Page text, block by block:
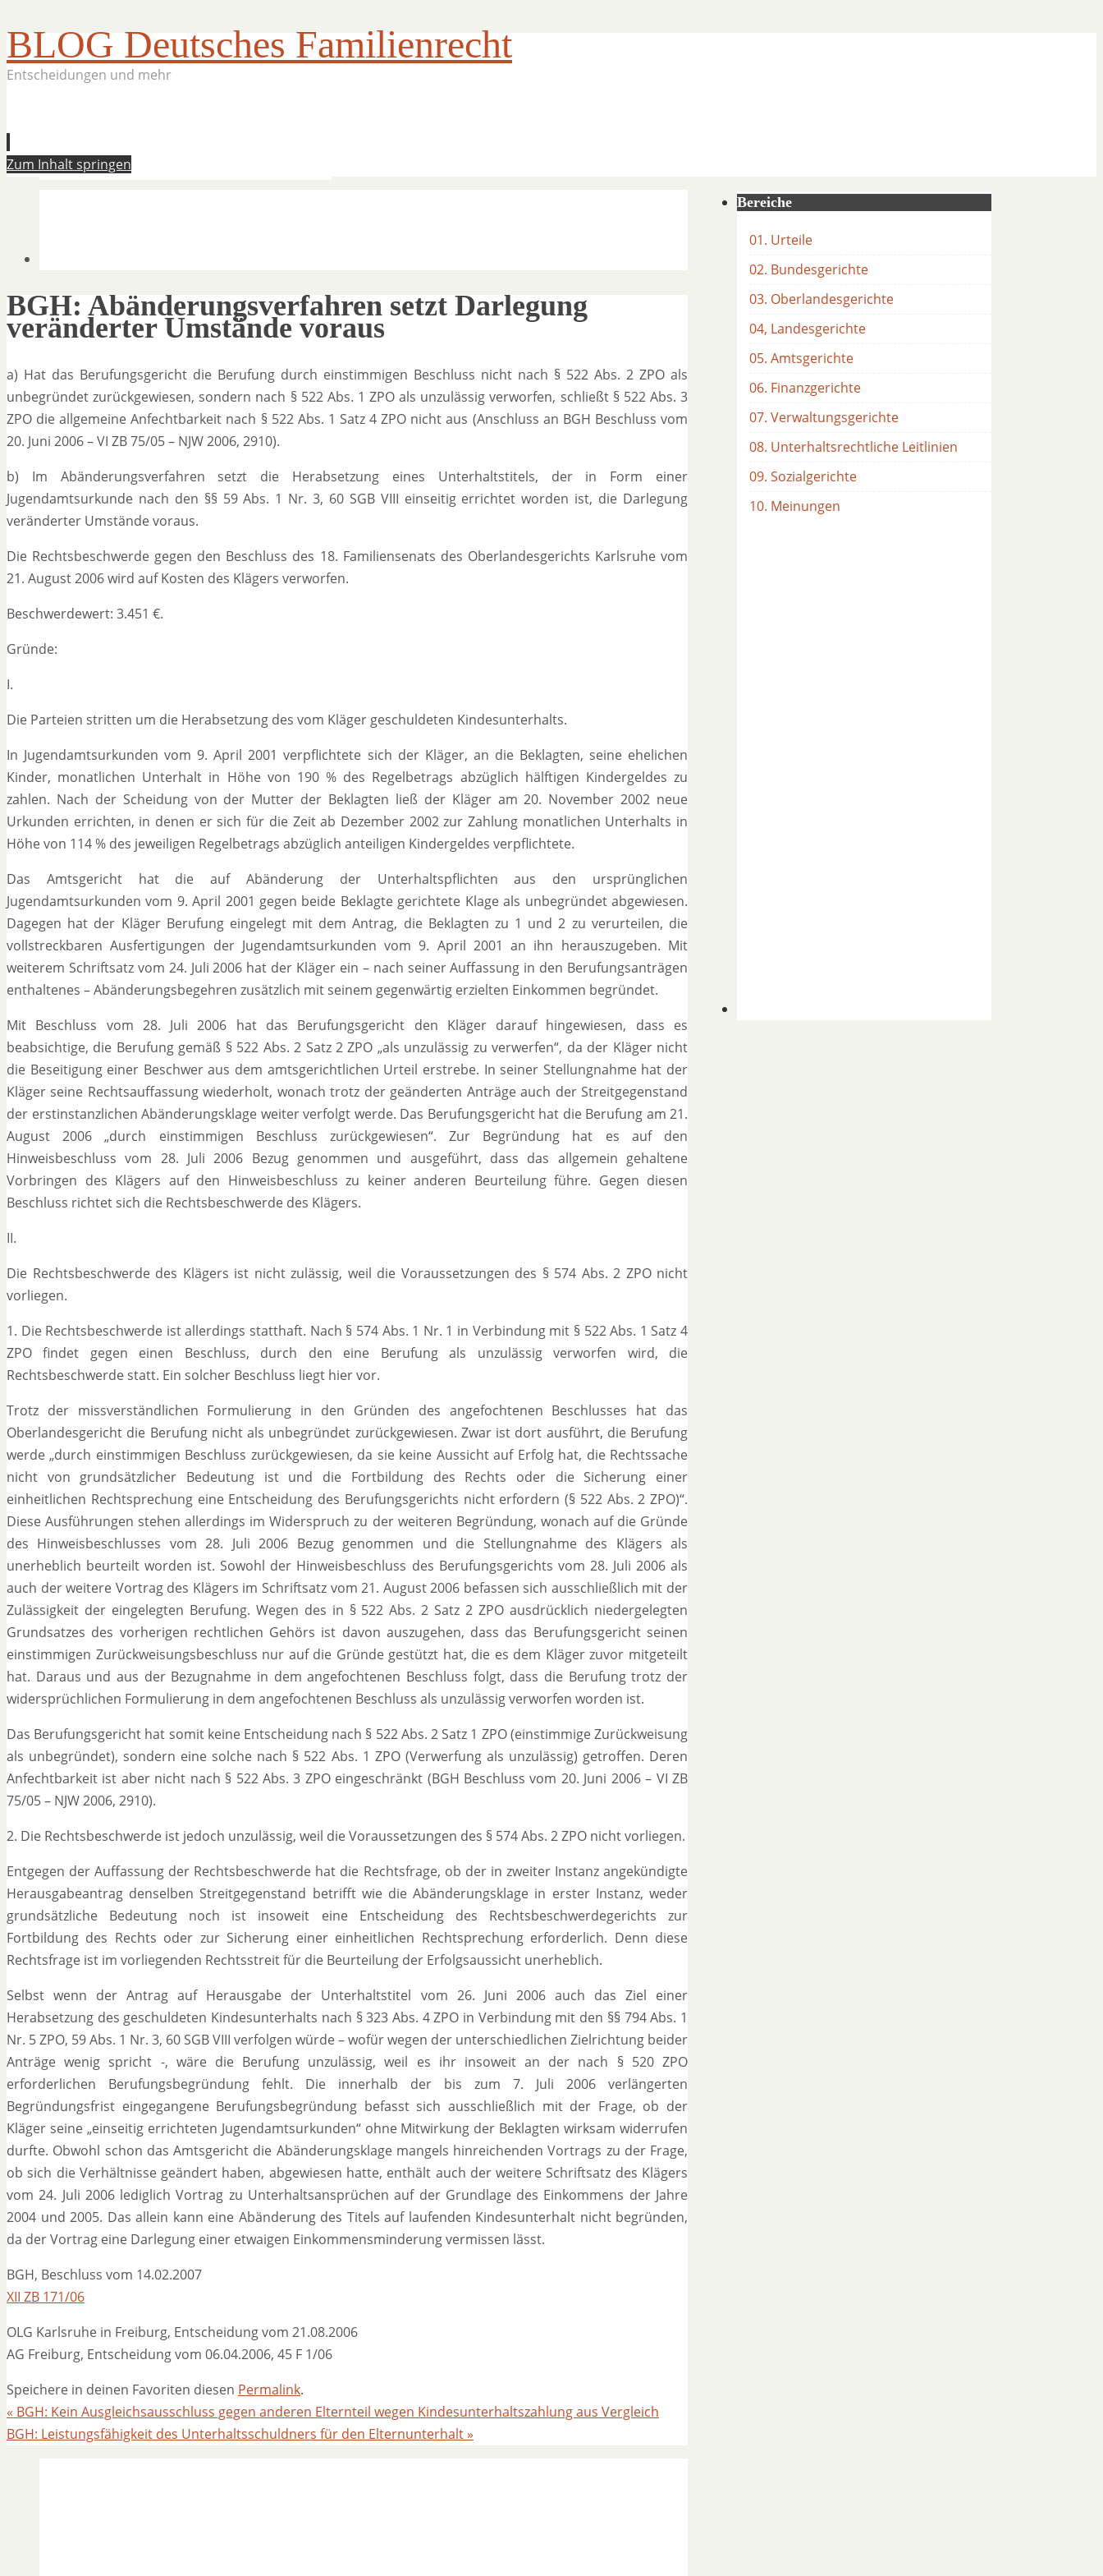
BLOG Deutsches Familienrecht
Entscheidungen und mehr
Zum Inhalt springen
BGH: Abänderungsverfahren setzt Darlegung
veränderter Umstände voraus
a) Hat das Berufungsgericht die Berufung durch einstimmigen Beschluss nicht nach § 522 Abs. 2 ZPO als
unbegründet zurückgewiesen, sondern nach § 522 Abs. 1 ZPO als unzulässig verworfen, schließt § 522 Abs. 3
ZPO die allgemeine Anfechtbarkeit nach § 522 Abs. 1 Satz 4 ZPO nicht aus (Anschluss an BGH Beschluss vom
20. Juni 2006 – VI ZB 75/05 – NJW 2006, 2910).
b) Im Abänderungsverfahren setzt die Herabsetzung eines Unterhaltstitels, der in Form einer
Jugendamtsurkunde nach den §§ 59 Abs. 1 Nr. 3, 60 SGB VIII einseitig errichtet worden ist, die Darlegung
veränderter Umstände voraus.
Die Rechtsbeschwerde gegen den Beschluss des 18. Familiensenats des Oberlandesgerichts Karlsruhe vom
21. August 2006 wird auf Kosten des Klägers verworfen.
Beschwerdewert: 3.451 €.
Gründe:
I.
Die Parteien stritten um die Herabsetzung des vom Kläger geschuldeten Kindesunterhalts.
In Jugendamtsurkunden vom 9. April 2001 verpflichtete sich der Kläger, an die Beklagten, seine ehelichen
Kinder, monatlichen Unterhalt in Höhe von 190 % des Regelbetrags abzüglich hälftigen Kindergeldes zu
zahlen. Nach der Scheidung von der Mutter der Beklagten ließ der Kläger am 20. November 2002 neue
Urkunden errichten, in denen er sich für die Zeit ab Dezember 2002 zur Zahlung monatlichen Unterhalts in
Höhe von 114 % des jeweiligen Regelbetrags abzüglich anteiligen Kindergeldes verpflichtete.
Das Amtsgericht hat die auf Abänderung der Unterhaltspflichten aus den ursprünglichen
Jugendamtsurkunden vom 9. April 2001 gegen beide Beklagte gerichtete Klage als unbegründet abgewiesen.
Dagegen hat der Kläger Berufung eingelegt mit dem Antrag, die Beklagten zu 1 und 2 zu verurteilen, die
vollstreckbaren Ausfertigungen der Jugendamtsurkunden vom 9. April 2001 an ihn herauszugeben. Mit
weiterem Schriftsatz vom 24. Juli 2006 hat der Kläger ein – nach seiner Auffassung in den Berufungsanträgen
enthaltenes – Abänderungsbegehren zusätzlich mit seinem gegenwärtig erzielten Einkommen begründet.
Mit Beschluss vom 28. Juli 2006 hat das Berufungsgericht den Kläger darauf hingewiesen, dass es
beabsichtige, die Berufung gemäß § 522 Abs. 2 Satz 2 ZPO „als unzulässig zu verwerfen“, da der Kläger nicht
die Beseitigung einer Beschwer aus dem amtsgerichtlichen Urteil erstrebe. In seiner Stellungnahme hat der
Kläger seine Rechtsauffassung wiederholt, wonach trotz der geänderten Anträge auch der Streitgegenstand
der erstinstanzlichen Abänderungsklage weiter verfolgt werde. Das Berufungsgericht hat die Berufung am 21.
August 2006 „durch einstimmigen Beschluss zurückgewiesen“. Zur Begründung hat es auf den
Hinweisbeschluss vom 28. Juli 2006 Bezug genommen und ausgeführt, dass das allgemein gehaltene
Vorbringen des Klägers auf den Hinweisbeschluss zu keiner anderen Beurteilung führe. Gegen diesen
Beschluss richtet sich die Rechtsbeschwerde des Klägers.
II.
Die Rechtsbeschwerde des Klägers ist nicht zulässig, weil die Voraussetzungen des § 574 Abs. 2 ZPO nicht
vorliegen.
1. Die Rechtsbeschwerde ist allerdings statthaft. Nach § 574 Abs. 1 Nr. 1 in Verbindung mit § 522 Abs. 1 Satz 4
ZPO findet gegen einen Beschluss, durch den eine Berufung als unzulässig verworfen wird, die
Rechtsbeschwerde statt. Ein solcher Beschluss liegt hier vor.
Trotz der missverständlichen Formulierung in den Gründen des angefochtenen Beschlusses hat das
Oberlandesgericht die Berufung nicht als unbegründet zurückgewiesen. Zwar ist dort ausführt, die Berufung
werde „durch einstimmigen Beschluss zurückgewiesen, da sie keine Aussicht auf Erfolg hat, die Rechtssache
nicht von grundsätzlicher Bedeutung ist und die Fortbildung des Rechts oder die Sicherung einer
einheitlichen Rechtsprechung eine Entscheidung des Berufungsgerichts nicht erfordern (§ 522 Abs. 2 ZPO)“.
Diese Ausführungen stehen allerdings im Widerspruch zu der weiteren Begründung, wonach auf die Gründe
des Hinweisbeschlusses vom 28. Juli 2006 Bezug genommen und die Stellungnahme des Klägers als
unerheblich beurteilt worden ist. Sowohl der Hinweisbeschluss des Berufungsgerichts vom 28. Juli 2006 als
auch der weitere Vortrag des Klägers im Schriftsatz vom 21. August 2006 befassen sich ausschließlich mit der
Zulässigkeit der eingelegten Berufung. Wegen des in § 522 Abs. 2 Satz 2 ZPO ausdrücklich niedergelegten
Grundsatzes des vorherigen rechtlichen Gehörs ist davon auszugehen, dass das Berufungsgericht seinen
einstimmigen Zurückweisungsbeschluss nur auf die Gründe gestützt hat, die es dem Kläger zuvor mitgeteilt
hat. Daraus und aus der Bezugnahme in dem angefochtenen Beschluss folgt, dass die Berufung trotz der
widersprüchlichen Formulierung in dem angefochtenen Beschluss als unzulässig verworfen worden ist.
Das Berufungsgericht hat somit keine Entscheidung nach § 522 Abs. 2 Satz 1 ZPO (einstimmige Zurückweisung
als unbegründet), sondern eine solche nach § 522 Abs. 1 ZPO (Verwerfung als unzulässig) getroffen. Deren
Anfechtbarkeit ist aber nicht nach § 522 Abs. 3 ZPO eingeschränkt (BGH Beschluss vom 20. Juni 2006 – VI ZB
75/05 – NJW 2006, 2910).
2. Die Rechtsbeschwerde ist jedoch unzulässig, weil die Voraussetzungen des § 574 Abs. 2 ZPO nicht vorliegen.
Entgegen der Auffassung der Rechtsbeschwerde hat die Rechtsfrage, ob der in zweiter Instanz angekündigte
Herausgabeantrag denselben Streitgegenstand betrifft wie die Abänderungsklage in erster Instanz, weder
grundsätzliche Bedeutung noch ist insoweit eine Entscheidung des Rechtsbeschwerdegerichts zur
Fortbildung des Rechts oder zur Sicherung einer einheitlichen Rechtsprechung erforderlich. Denn diese
Rechtsfrage ist im vorliegenden Rechtsstreit für die Beurteilung der Erfolgsaussicht unerheblich.
Selbst wenn der Antrag auf Herausgabe der Unterhaltstitel vom 26. Juni 2006 auch das Ziel einer
Herabsetzung des geschuldeten Kindesunterhalts nach § 323 Abs. 4 ZPO in Verbindung mit den §§ 794 Abs. 1
Nr. 5 ZPO, 59 Abs. 1 Nr. 3, 60 SGB VIII verfolgen würde – wofür wegen der unterschiedlichen Zielrichtung beider
Anträge wenig spricht -, wäre die Berufung unzulässig, weil es ihr insoweit an der nach § 520 ZPO
erforderlichen Berufungsbegründung fehlt. Die innerhalb der bis zum 7. Juli 2006 verlängerten
Begründungsfrist eingegangene Berufungsbegründung befasst sich ausschließlich mit der Frage, ob der
Kläger seine „einseitig errichteten Jugendamtsurkunden“ ohne Mitwirkung der Beklagten wirksam widerrufen
durfte. Obwohl schon das Amtsgericht die Abänderungsklage mangels hinreichenden Vortrags zu der Frage,
ob sich die Verhältnisse geändert haben, abgewiesen hatte, enthält auch der weitere Schriftsatz des Klägers
vom 24. Juli 2006 lediglich Vortrag zu Unterhaltsansprüchen auf der Grundlage des Einkommens der Jahre
2004 und 2005. Das allein kann eine Abänderung des Titels auf laufenden Kindesunterhalt nicht begründen,
da der Vortrag eine Darlegung einer etwaigen Einkommensminderung vermissen lässt.
BGH, Beschluss vom 14.02.2007
XII ZB 171/06
OLG Karlsruhe in Freiburg, Entscheidung vom 21.08.2006
AG Freiburg, Entscheidung vom 06.04.2006, 45 F 1/06
Speichere in deinen Favoriten diesen Permalink.
« BGH: Kein Ausgleichsausschluss gegen anderen Elternteil wegen Kindesunterhaltszahlung aus Vergleich
BGH: Leistungsfähigkeit des Unterhaltsschuldners für den Elternunterhalt»
Bereiche
01. Urteile
02. Bundesgerichte
03. Oberlandesgerichte
04, Landesgerichte
05. Amtsgerichte
06. Finanzgerichte
07. Verwaltungsgerichte
08. Unterhaltsrechtliche Leitlinien
09. Sozialgerichte
10. Meinungen